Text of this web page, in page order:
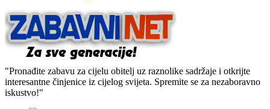
"Pronađite zabavu za cijelu obitelj uz raznolike sadržaje i otkrijte
interesantne činjenice iz cijelog svijeta. Spremite se za nezaboravno
iskustvo!"